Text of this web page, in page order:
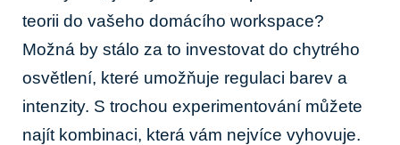
teorii do vašeho domácího workspace?
Možná by stálo za to investovat do chytrého
osvětlení, které umožňuje regulaci barev a
intenzity. S trochou experimentování můžete
najít kombinaci, která vám nejvíce vyhovuje.